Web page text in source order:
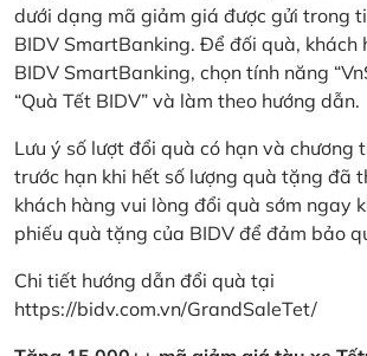
dưới dạng mã giảm giá được gửi trong
BIDV SmartBanking. Để đối quà, khách
BIDV SmartBanking, chọn tính năng
“Quà Tết BIDV” và làm theo hướng dẫn.
Lưu ý số lượt đổi quà có hạn và chương
trước hạn khi hết số lượng quà tặng đã
khách hàng vui lòng đổi quà sớm ngay
phiếu quà tặng của BIDV để đảm bảo
Chi tiết hướng dẫn đổi quà tại
https://bidv.com.vn/GrandSaleTet/